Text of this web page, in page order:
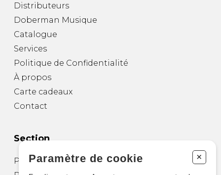
Distributeurs
Doberman Musique
Catalogue
Services
Politique de Confidentialité
À propos
Carte cadeaux
Contact
Section
Partitions pour guitare
Paramètre de cookie +